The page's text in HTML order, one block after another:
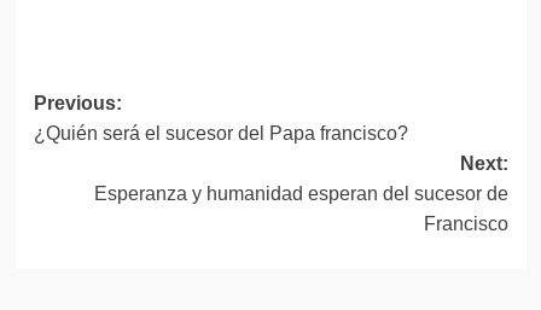
Post
navigation
Previous:
¿Quién será el sucesor del Papa francisco?
Next:
Esperanza y humanidad esperan del sucesor de
Francisco